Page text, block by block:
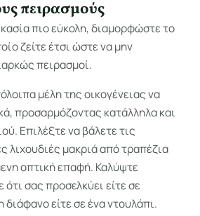
πειρασμούς
πιο εύκολη, διαμορφώστε το
ζείτε έτσι ώστε να μην
πειρασμοί.
μέλη της οικογένειας να
προσαρμόζοντας κατάλληλα και
Επιλέξτε να βάλετε τις
λιχουδιές μακριά από τραπέζια
οπτική επαφή. Καλύψτε
σας προσελκύει είτε σε
διάφανο είτε σε ένα ντουλάπι.